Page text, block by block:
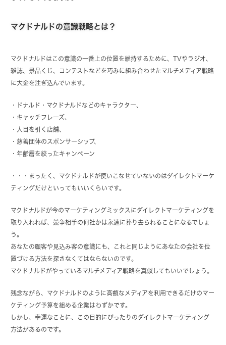
マクドナルドの意識戦略とは？
マクドナルドはこの意識の一番上の位置を維持するために、TVやラジオ、
雑誌、景品くじ、コンテストなどを巧みに組み合わせたマルチメディア戦略
に大金を注ぎ込んでいます。
・ドナルド・マクドナルドなどのキャラクター、
・キャッチフレーズ、
・人目を引く店舗、
・慈善団体のスポンサーシップ、
・年齢層を絞ったキャンペーン
・・・まったく、マクドナルドが使いこなせていないのはダイレクトマーケ
ティングだけといってもいいくらいです。
マクドナルドが今のマーケティングミックスにダイレクトマーケティングを
取り入れれば、競争相手の何社かは永遠に葬り去られることになるでしょ
う。
あなたの顧客や見込み客の意識にも、これと同じようにあなたの会社を位
置づける方法を探さなくてはならないのです。
マクドナルドがやっているマルチメディア戦略を真似してもいいでしょう。
残念ながら、マクドナルドのように高額なメディアを利用できるだけのマー
ケティング予算を組める企業はわずかです。
しかし、幸運なことに、この目的にぴったりのダイレクトマーケティング
方法があるのです。